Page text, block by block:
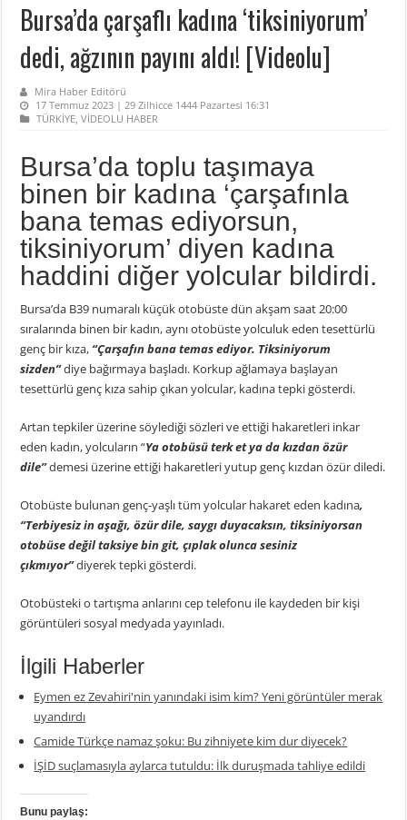
Bursa’da çarşaflı kadına ‘tiksiniyorum’
dedi, ağzının payını aldı! [Videolu]
Mira Haber Editörü
17 Temmuz 2023 | 29 Zilhicce 1444 Pazartesi 16:31
TÜRKİYE,VİDEOLU HABER
Bursa’da toplu taşımaya
binen bir kadına ‘çarşafınla
bana temas ediyorsun,
tiksiniyorum’ diyen kadına
haddini diğer yolcular bildirdi.
Bursa’da B39 numaralı küçük otobüste dün akşam saat 20:00
sıralarında binen bir kadın, aynı otobüste yolculuk eden tesettürlü
genç bir kıza, “Çarşafın bana temas ediyor. Tiksiniyorum
sizden”diye bağırmaya başladı. Korkup ağlamaya başlayan
tesettürlü genç kıza sahip çıkan yolcular, kadına tepki gösterdi.
Artan tepkiler üzerine söylediği sözleri ve ettiği hakaretleri inkar
eden kadın, yolcuların “Ya otobüsü terk et ya da kızdan özür
dile”demesi üzerine ettiği hakaretleri yutup genç kızdan özür diledi.
Otobüste bulunan genç-yaşlı tüm yolcular hakaret eden kadına,
“Terbiyesiz in aşağı, özür dile, saygı duyacaksın, tiksiniyorsan
otobüse değil taksiye bin git, çıplak olunca sesiniz
çıkmıyor”diyerek tepki gösterdi.
Otobüsteki o tartışma anlarını cep telefonu ile kaydeden bir kişi
görüntüleri sosyal medyada yayınladı.
İlgili Haberler
Eymen ez Zevahiri'nin yanındaki isim kim? Yeni görüntüler merak
uyandırdı
Camide Türkçe namaz şoku: Bu zihniyete kim dur diyecek?
İŞİD suçlamasıyla aylarca tutuldu: İlk duruşmada tahliye edildi
Bunu paylaş: